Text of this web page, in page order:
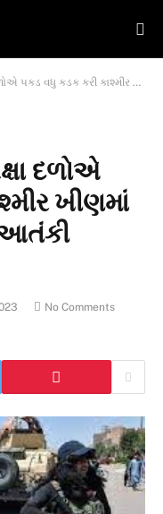
ખીણમાં સ્થાનિકો સહિત ૧૦૯ આતંકી સક્રિય
દળોએ
ખીણમાં
આતંકી
No Comments